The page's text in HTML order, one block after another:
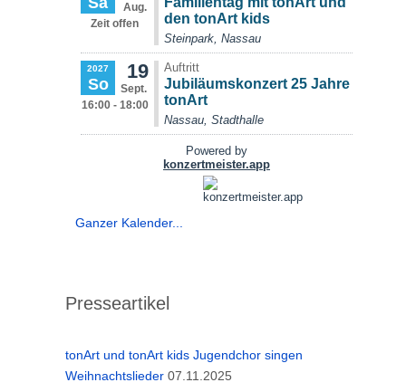
Ganzer Kalender...
Presseartikel
tonArt und tonArt kids Jugendchor singen
Weihnachtslieder 07.11.2025